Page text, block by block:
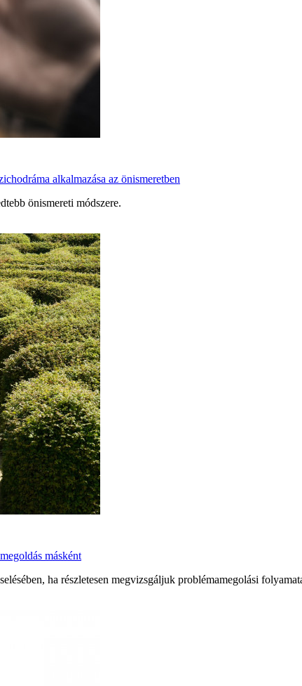
alkalmazása az önismeretben
önismereti módszere.
másként
ha részletesen megvizsgáljuk problémamegolási